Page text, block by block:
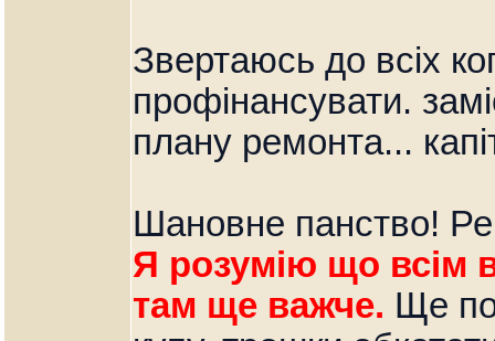
Звертаюсь до всіх
профінансувати.
плану ремонта...
Шановне панство!
Я розумію що всім
там ще важче. Ще